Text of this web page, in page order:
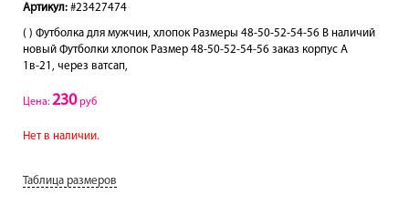
Артикул: #23427474
( ) Футболка для мужчин, хлопок Размеры 48-50-52-54-56 В наличий
новый Футболки хлопок Размер 48-50-52-54-56 заказ корпус А
1в-21, через ватсап,
Цена: 230руб
Нет в наличии.
Таблица размеров